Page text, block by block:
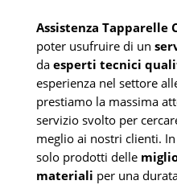
Assistenza Tapparelle
poter usufruire di un
da esperti tecnici
esperienza nel settore
prestiamo la massima
servizio svolto per
meglio ai nostri clienti.
solo prodotti delle
materiali per una